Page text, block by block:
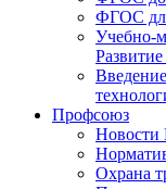
ФГОС
Учебно-
Профсоюз
Новости
Охрана